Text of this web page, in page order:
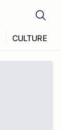
CULTURE